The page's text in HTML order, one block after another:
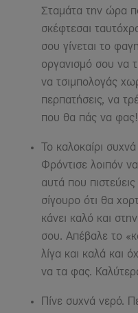
Σταμάτα την ώρα
σκέφτεσαι
σου γίνεται το
οργανισμό σου να
να τσιμπολογάς
περπατήσεις, να
που θα πάς να φας!
Το καλοκαίρι
Φρόντισε λοιπόν
αυτά που
σίγουρο ότι θα
κάνει καλό και
σου. Απέβαλε το
λίγα και καλά και
να τα φας.
Πίνε συχνά νερό.